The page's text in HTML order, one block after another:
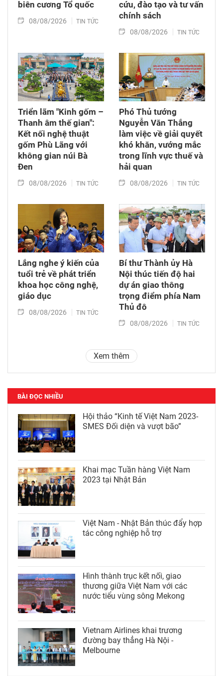
biên cương Tổ quốc
08/08/2026 TIN TỨC
cứu, đào tạo và tư vấn
chính sách
08/08/2026 TIN TỨC
Triển lãm "Kinh gốm –
Thanh âm thế gian":
Kết nối nghệ thuật
gốm Phù Lãng với
không gian núi Bà
Đen
08/08/2026 TIN TỨC
Phó Thủ tướng
Nguyễn Văn Thắng
làm việc về giải quyết
khó khăn, vướng mắc
trong lĩnh vực thuế và
hải quan
08/08/2026 TIN TỨC
Lắng nghe ý kiến của
tuổi trẻ về phát triển
khoa học công nghệ,
giáo dục
08/08/2026 TIN TỨC
Bí thư Thành ủy Hà
Nội thúc tiến độ hai
dự án giao thông
trọng điểm phía Nam
Thủ đô
08/08/2026 TIN TỨC
Xem thêm
BÀI ĐỌC NHIỀU
Hội thảo “Kinh tế Việt Nam 2023-
SMES Đối diện và vượt bão”
Khai mạc Tuần hàng Việt Nam
2023 tại Nhật Bản
Việt Nam - Nhật Bản thúc đẩy hợp
tác công nghiệp hỗ trợ
Hình thành trục kết nối, giao
thương giữa Việt Nam với các
nước tiểu vùng sông Mekong
Vietnam Airlines khai trương
đường bay thẳng Hà Nội -
Melbourne